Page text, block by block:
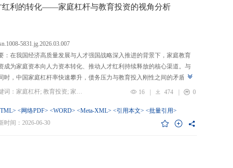
内涵关键方面，也缺乏系统检验。对此，文章提出区域与城市研究的“C-
致性，即确保概念界定与测量操作的逻辑统一。其次，在指标体系科学
上，采用多维交叉原则，深入交叉单元层面进行刻画；层级分解原则，
从目的层到场景层、要素层、观测层、指标层和说明层的系统结构；应
然一体原则，实现理论理想与现实测量的统一。最后，在具体指标可信
上，强调完备性，全面覆盖概念内涵；强调复合性，体现概念的交叉交
不仅提供了评价复杂概念的工具，更蕴含促进复杂概念发现与再生产的机
能够推动区域分析从传统的、相对静态的、单一维度的模式，向更加动
红利的转化——家庭杠杆与教育投资的视角分析
5831.jg.2026.03.007
：在我国经济高质量发展与人才强国战略深入推进的背景下，家庭教育
成为家庭资本向人力资本转化、推动人才红利持续释放的核心渠道。与
时，中国家庭杠杆率快速攀升，债务压力与教育投入刚性之间的矛盾日
显，二者的互动关系直接关系到人力资本积累效率、教育公平与家庭金
资的作用机制，且普遍忽视家庭经济、社会、文化资本的综合调节效应
维度异质性特征。基于此，文章利用2017年和2019年中国家庭金融调查
关键词：家庭杠杆; 教育投资; 家庭资本; 家庭债务结构; CHFS 16 | 474 | 0
<网络PDF> <WORD> <Meta-XML> <引用本文> <批量引用>
时间：2026-06-30